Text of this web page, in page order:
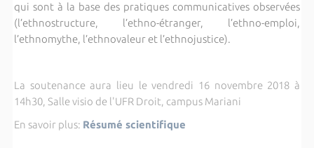
qui sont à la base des pratiques communicatives observées
(l’ethnostructure, l’ethno-étranger, l’ethno-emploi,
l’ethnomythe, l’ethnovaleur et l’ethnojustice).
La soutenance aura lieu le vendredi 16 novembre 2018 à
14h30, Salle visio de l'UFR Droit, campus Mariani
En savoir plus: Résumé scientifique